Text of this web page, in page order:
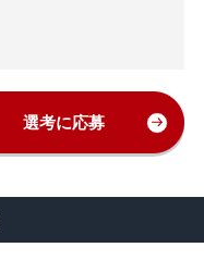
選考に応募